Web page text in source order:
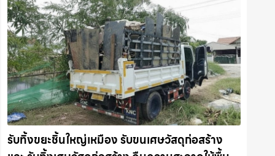
รับทิ้งขยะชิ้นใหญ่เหมือง รับขนเศษวัสดุก่อสร้าง